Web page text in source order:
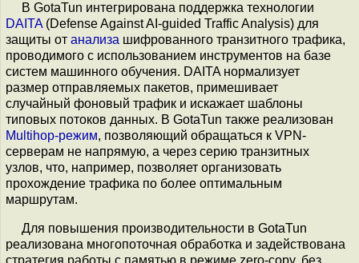
В GotaTun интегрирована поддержка технологии
DAITA (Defense Against AI-guided Traffic Analysis) для
защиты от анализа шифрованного транзитного трафика,
проводимого с использованием инструментов на базе
систем машинного обучения. DAITA нормализует
размер отправляемых пакетов, примешивает
случайный фоновый трафик и искажает шаблоны
типовых потоков данных. В GotaTun также реализован
Multihop-режим, позволяющий обращаться к VPN-
серверам не напрямую, а через серию транзитных
узлов, что, например, позволяет организовать
прохождение трафика по более оптимальным
маршрутам.
Для повышения производительности в GotaTun
реализована многопоточная обработка и задействована
стратегия работы с памятью в режиме zero-copy, без